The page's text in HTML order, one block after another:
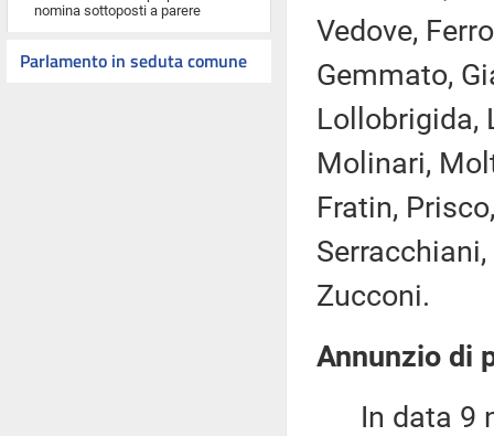
nomina sottoposti a parere
Parlamento in seduta comune
Vedove,
Gemmato,
Lollobrigida,
Molinari,
Fratin,
Zucconi.
Annunzio di
In data 9